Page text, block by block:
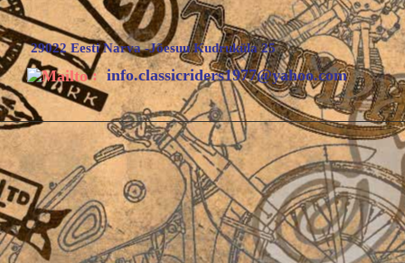
29022 Eesti Narva -Jõesuu Kudruküla 25
: info.classicriders1977@yahoo.com